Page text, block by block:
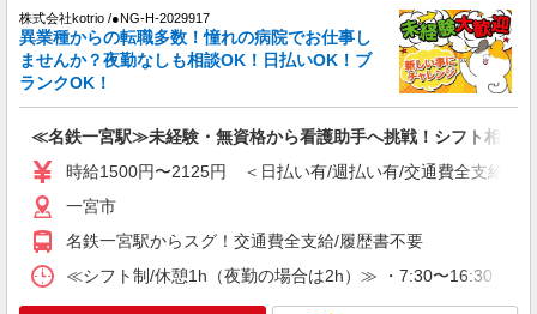
〇資格手当 〇職種手当 〇業務手当 〇時間外勤務
手当 〇休日勤務手当 〇無事故無違反表彰金 〇サ
ービス提供8件目以降手当 〇年末年始勤務手当
パナソニック エイジフリーケアセンター一宮
愛知県一宮市平和1-9-1 サンローズ平和2F
詳細を見る
派遣社員 紹介予定派遣
株式会社トラストグロース 中部支社
給：2100円〜2200円
愛知県一宮市奥町
株式会社kotrio /●NG-H-2029917
異業種からの転職多数！憧れの病院でお仕事し
ませんか？夜勤なしも相談OK！日払いOK！ブ
ランクOK！
≪名鉄一宮駅≫未経験・無資格から看護助手へ挑戦！シフト相談
時給1500円〜2125円 ＜日払い有/週払い有/交通費全支給(ガ
一宮市
名鉄一宮駅からスグ！交通費全支給/履歴書不要
≪シフト制/休憩1h（夜勤の場合は2h）≫ ・7:30〜16:30 ・